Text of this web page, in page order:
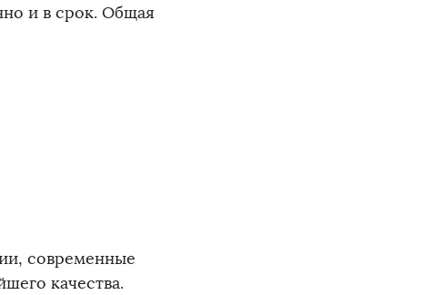
и в срок. Общая
современные
качества.